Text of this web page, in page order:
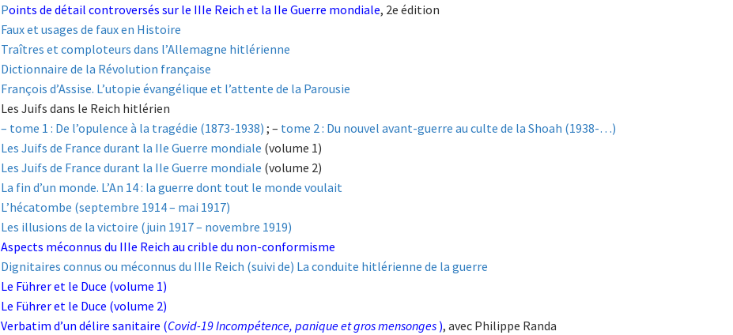
Points de détail controversés sur le IIIe Reich et la IIe Guerre mondiale, 2e édition
Faux et usages de faux en Histoire
Traîtres et comploteurs dans l’Allemagne hitlérienne
Dictionnaire de la Révolution française
François d’Assise. L’utopie évangélique et l’attente de la Parousie
Les Juifs dans le Reich hitlérien
– tome 1 : De l’opulence à la tragédie (1873-1938) ; – tome 2 : Du nouvel avant-guerre au culte de la Shoah (1938-…)
Les Juifs de France durant la IIe Guerre mondiale (volume 1)
Les Juifs de France durant la IIe Guerre mondiale (volume 2)
La fin d’un monde. L’An 14 : la guerre dont tout le monde voulait
L’hécatombe (septembre 1914 – mai 1917)
Les illusions de la victoire (juin 1917 – novembre 1919)
Aspects méconnus du IIIe Reich au crible du non-conformisme
Dignitaires connus ou méconnus du IIIe Reich (suivi de) La conduite hitlérienne de la guerre
Le Führer et le Duce (volume 1)
Le Führer et le Duce (volume 2)
Verbatim d’un délire sanitaire (Covid-19 Incompétence, panique et gros mensonges), avec Philippe Randa